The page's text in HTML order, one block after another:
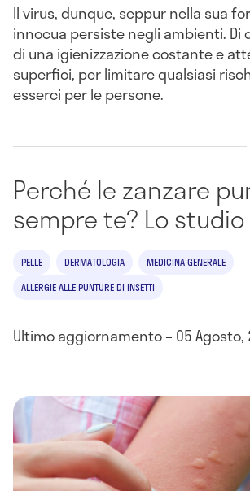
Il virus, dunque, seppur nella sua
innocua persiste negli ambienti. Di
di una igienizzazione costante e
superfici, per limitare qualsiasi
esserci per le persone.
Perché le zanzare
sempre te? Lo studio
PELLE DERMATOLOGIA
MEDICINA GENERALE
ALLERGIE ALLE PUNTURE DI INSETTI
Ultimo aggiornamento – 05 Agosto,